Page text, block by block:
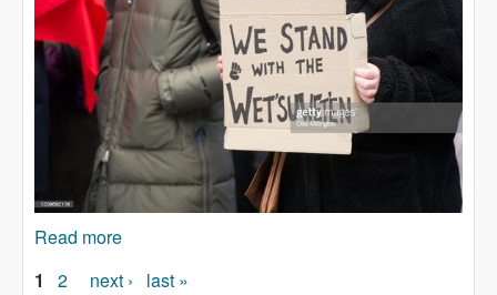
Read more
Pages
1 2 next › last »